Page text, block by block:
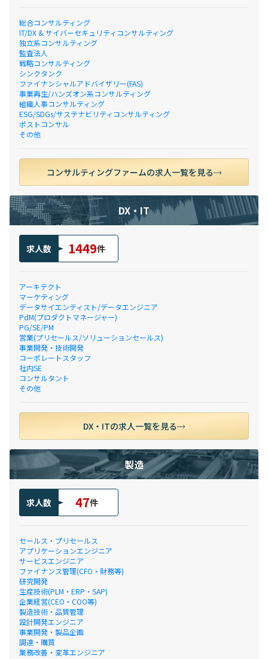
総合コンサルティング
IT/DX & サイバーセキュリティコンサルティング
独立系コンサルティング
監査法人
戦略コンサルティング
シンクタンク
ファイナンシャルアドバイザリー(FAS)
事業再生/ハンズオン系コンサルティング
組織人事コンサルティング
ESG/SDGs/サステナビリティコンサルティング
ポストコンサル
その他
コンサルティングファームの求人一覧を見る
DX・IT
求人数 1449件
アーキテクト
マーケティング
データサイエンティスト/データエンジニア
PdM(プロダクトマネージャー)
PG/SE/PM
営業(プリセールス/ソリューションセールス)
事業開発・技術開発
コーポレートスタッフ
社内SE
コンサルタント
その他
DX・ITの求人一覧を見る
製造
求人数 47件
セールス・プリセールス
アプリケーションエンジニア
サービスエンジニア
ファイナンス管理(CFO・財務等)
研究開発
生産技術(PLM・ERP・SAP)
企業経営(CEO・COO等)
製造技術・品質管理
設計開発エンジニア
事業開発・製品企画
調達・購買
業務改善・変革エンジニア